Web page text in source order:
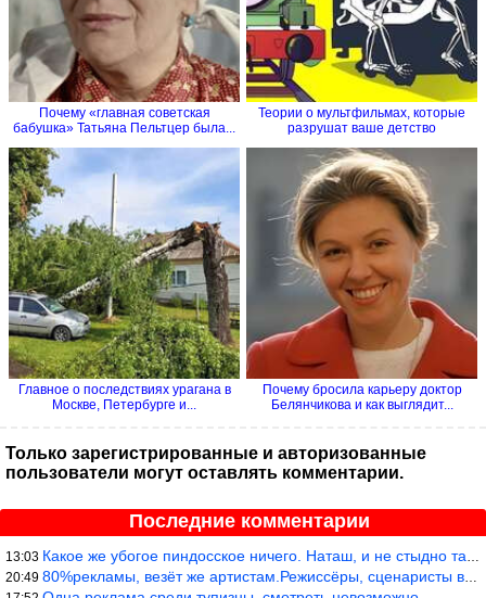
Почему «главная советская
бабушка» Татьяна Пельтцер была...
Теории о мультфильмах, которые
разрушат ваше детство
Главное о последствиях урагана в
Москве, Петербурге и...
Почему бросила карьеру доктор
Белянчикова и как выглядит...
Только зарегистрированные и авторизованные
пользователи могут оставлять комментарии.
Последние комментарии
13:03 Какое же убогое пиндосское ничего. Наташ, и не стыдно такую фигн
20:49 80%рекламы, везёт же артистам.Режиссёры, сценаристы вы где или к